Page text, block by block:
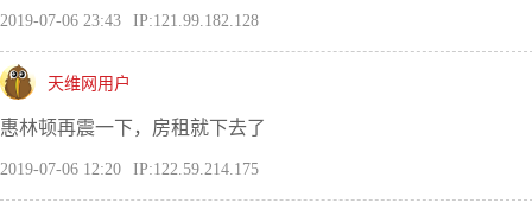
2019-07-06 23:43 IP:121.99.182.128
天维网用户
惠林顿再震一下，房租就下去了
2019-07-06 12:20 IP:122.59.214.175